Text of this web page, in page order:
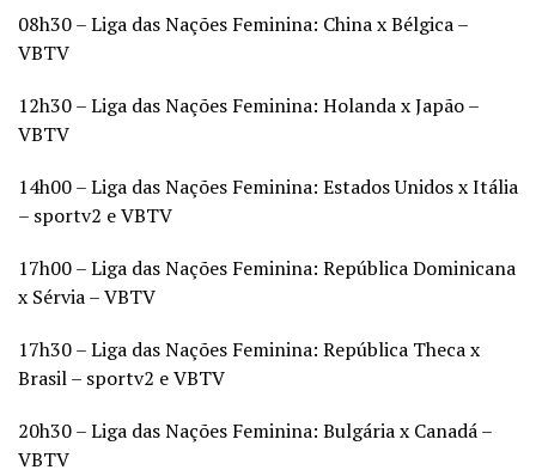
08h30 – Liga das Nações Feminina: China x Bélgica –
VBTV
12h30 – Liga das Nações Feminina: Holanda x Japão –
VBTV
14h00 – Liga das Nações Feminina: Estados Unidos x Itália
– sportv2 e VBTV
17h00 – Liga das Nações Feminina: República Dominicana
x Sérvia – VBTV
17h30 – Liga das Nações Feminina: República Theca x
Brasil – sportv2 e VBTV
20h30 – Liga das Nações Feminina: Bulgária x Canadá –
VBTV